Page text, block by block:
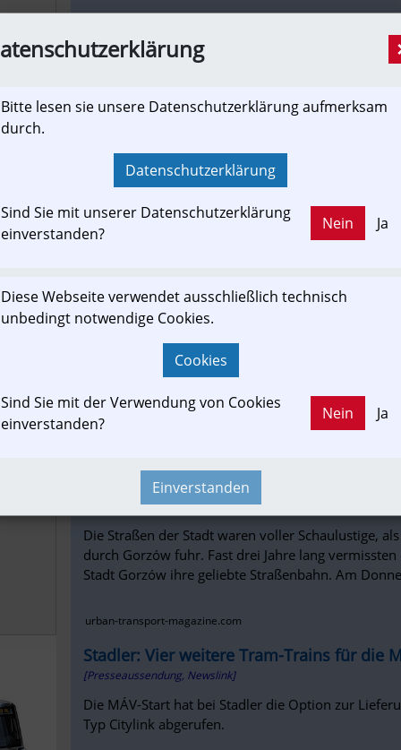
salzburg24.at
stlb.at
[Presseaussendung, Newslink]
The Polish city of Gdansk launched operation on
railjournal.com
Urban Transport Magazine
[Presseaussendung, Newslink]
Die Straßen der Stadt waren voller Schaulustige,
durch Gorzów fuhr. Fast drei Jahre lang
Stadt Gorzów ihre geliebte Straßenbahn. Am
urban-transport-magazine.com
Stadler: Vier weitere Tram-Trains für die
[Presseaussendung, Newslink]
Die MÁV-Start hat bei Stadler die Option zur
Typ Citylink abgerufen.
Bitte lesen sie unsere Datenschutzerklärung aufmerksam
durch.
Datenschutzerklärung
Sind Sie mit unserer Datenschutzerklärung
einverstanden?
Nein Ja
Diese Webseite verwendet ausschließlich technisch
unbedingt notwendige Cookies.
Cookies
Sind Sie mit der Verwendung von Cookies
einverstanden?
Nein Ja
Einverstanden